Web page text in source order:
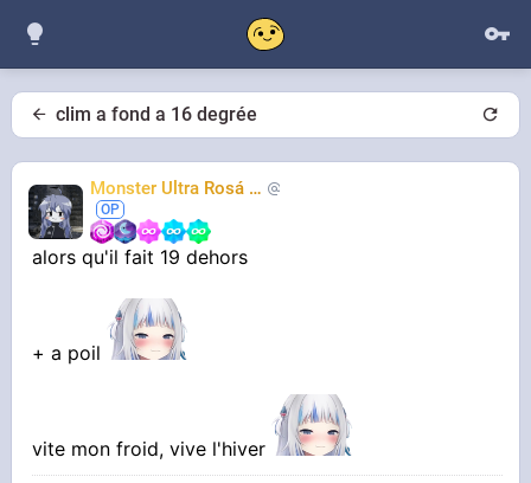
clim a fond a 16 degrée
Monster Ultra Rosá
❤️
alors qu'il fait 19 dehors
+ a poil
vite mon froid, vive l'hiver